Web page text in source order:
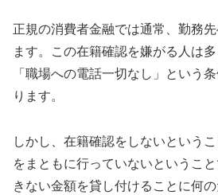
正規の消費者金融では通常、勤務
ます。この在籍確認を嫌がる人は
「職場への電話一切なし」という
ります。
しかし、在籍確認をしないという
をまともに行っていないというこ
きない金額を貸し付けることに何